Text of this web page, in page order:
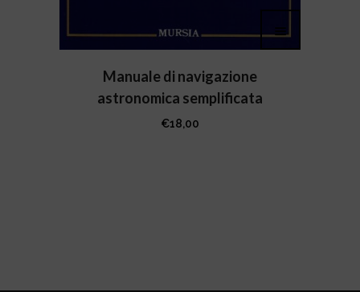
Manuale di navigazione
astronomica semplificata
€18,00